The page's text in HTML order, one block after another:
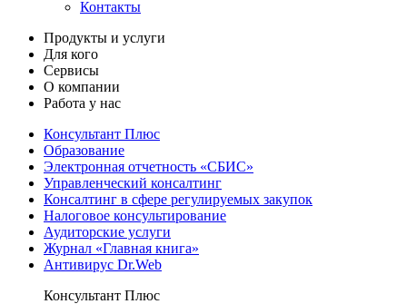
Контакты
Продукты и услуги
Для кого
Сервисы
О компании
Работа у нас
Консультант Плюс
Образование
Электронная отчетность «СБИС»
Управленческий консалтинг
Консалтинг в сфере регулируемых закупок
Налоговое консультирование
Аудиторские услуги
Журнал «Главная книга»
Антивирус Dr.Web
Консультант Плюс